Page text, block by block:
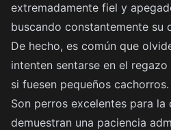
extremadamente fiel y
buscando constantemente
De hecho, es común que
intenten sentarse en el
si fuesen pequeños cachorros.
Son perros excelentes para
demuestran una paciencia